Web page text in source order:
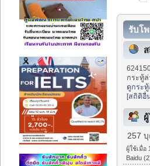
รับโ
กระทู้
ดูกระ
[สถิติอื่
257
ผู้ใช้เมื่อ
Baidu